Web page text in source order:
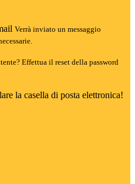
Verrà inviato un messaggio
Effettua il reset della password
la casella di posta elettronica!